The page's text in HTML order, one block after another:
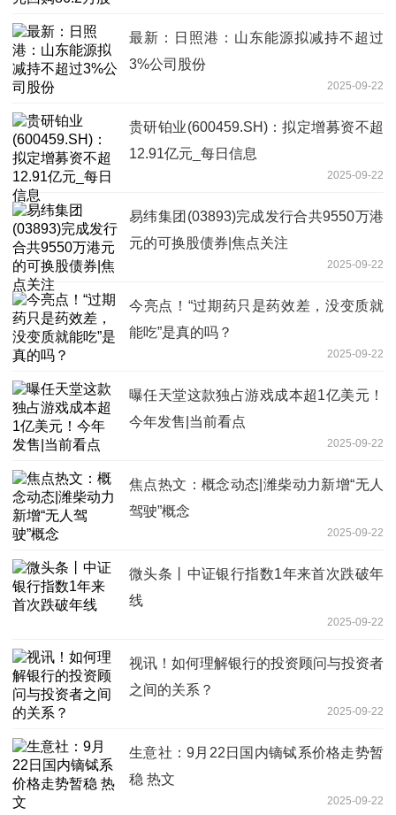
最新：日照港：山东能源拟减持不超过
3%公司股份
2025-09-22
贵研铂业(600459.SH)：拟定增募资不超
12.91亿元_每日信息
2025-09-22
易纬集团(03893)完成发行合共9550万港
元的可换股债券|焦点关注
2025-09-22
今亮点！“过期药只是药效差，没变质就
能吃”是真的吗？
2025-09-22
曝任天堂这款独占游戏成本超1亿美元！
今年发售|当前看点
2025-09-22
焦点热文：概念动态|潍柴动力新增“无人
驾驶”概念
2025-09-22
微头条丨中证银行指数1年来首次跌破年
线
2025-09-22
视讯！如何理解银行的投资顾问与投资者
之间的关系？
2025-09-22
生意社：9月22日国内镝铽系价格走势暂
稳 热文
2025-09-22